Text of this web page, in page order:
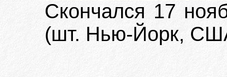
Скончался 17
(шт. Нью-Йорк,